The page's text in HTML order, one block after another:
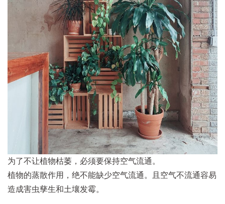
为了不让植物枯萎，必须要保持空气流通。
植物的蒸散作用，绝不能缺少空气流通。且空气不流通容易
造成害虫孳生和土壤发霉。